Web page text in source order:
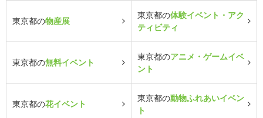
東京都の物産展
東京都の体験イベント・アク
ティビティ
東京都の無料イベント
東京都のアニメ・ゲームイベ
ント
東京都の花イベント
東京都の動物ふれあいイベン
ト